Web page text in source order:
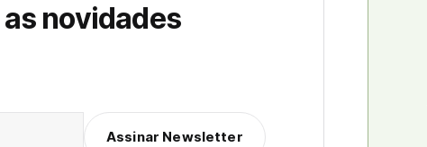
novidades
Assinar Newsletter